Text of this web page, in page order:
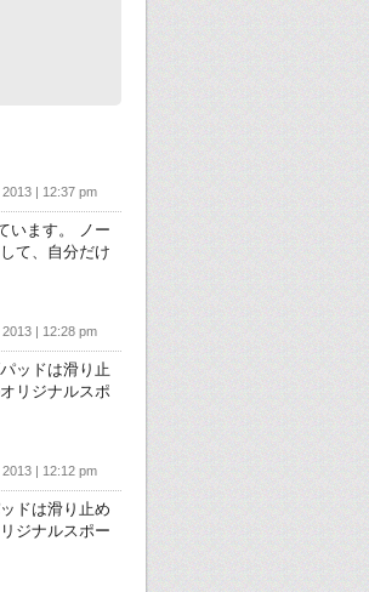
| 12:37 pm
います。 ノー
て、自分だけ
| 12:28 pm
ッドは滑り止
リジナルスポ
| 12:12 pm
ドは滑り止め
ジナルスポー